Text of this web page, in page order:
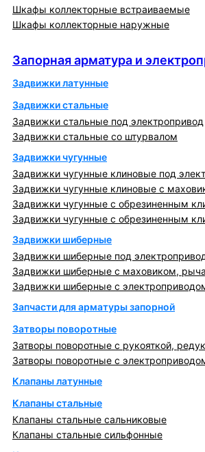
Шкафы коллекторные встраиваемые
Шкафы коллекторные наружные
Запорная арматура и
Задвижки латунные
Задвижки стальные
Задвижки стальные под электропривод
Задвижки стальные со штурвалом
Задвижки чугунные
Задвижки чугунные клиновые под
Задвижки чугунные клиновые с
Задвижки чугунные с обрезиненным
Задвижки чугунные с обрезиненным
Задвижки шиберные
Задвижки шиберные под
Задвижки шиберные с маховиком,
Задвижки шиберные с
Запчасти для арматуры запорной
Затворы поворотные
Затворы поворотные с рукояткой,
Затворы поворотные с
Клапаны латунные
Клапаны стальные
Клапаны стальные сальниковые
Клапаны стальные сильфонные